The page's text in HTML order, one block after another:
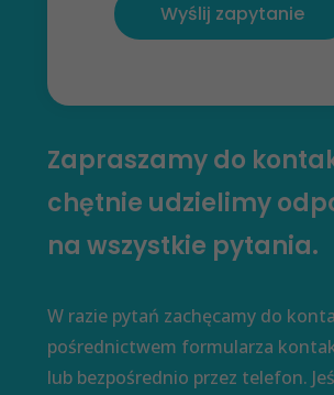
Wyślij zapytanie
Zapraszamy do
chętnie udzielimy
na wszystkie pytania.
W razie pytań zachęcamy do
pośrednictwem formularza
lub bezpośrednio przez telefon.